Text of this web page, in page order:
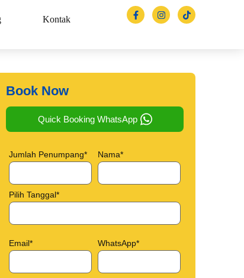
Kontak
Book Now
Quick Booking WhatsApp
Jumlah Penumpang* Nama*
Pilih Tanggal*
Email* WhatsApp*